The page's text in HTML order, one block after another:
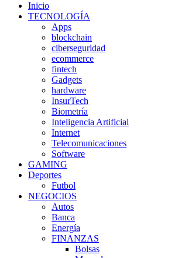
Inicio
TECNOLOGÍA
Apps
blockchain
ciberseguridad
ecommerce
fintech
Gadgets
hardware
InsurTech
Biometría
Inteligencia Artificial
Internet
Telecomunicaciones
Software
GAMING
Deportes
Futbol
NEGOCIOS
Autos
Banca
Energía
FINANZAS
Bolsas